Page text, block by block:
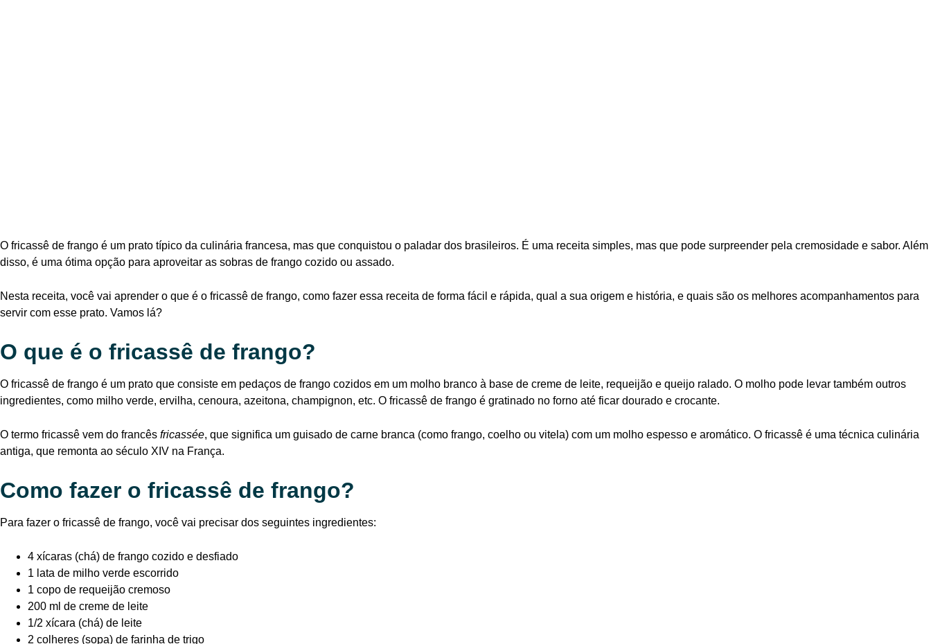
O fricassê de frango é um prato típico da culinária francesa, mas que conquistou o paladar dos brasileiros. É uma receita simples, mas que pode surpreender pela cremosidade e sabor. Além
disso, é uma ótima opção para aproveitar as sobras de frango cozido ou assado.
Nesta receita, você vai aprender o que é o fricassê de frango, como fazer essa receita de forma fácil e rápida, qual a sua origem e história, e quais são os melhores acompanhamentos para
servir com esse prato. Vamos lá?
O que é o fricassê de frango?
O fricassê de frango é um prato que consiste em pedaços de frango cozidos em um molho branco à base de creme de leite, requeijão e queijo ralado. O molho pode levar também outros
ingredientes, como milho verde, ervilha, cenoura, azeitona, champignon, etc. O fricassê de frango é gratinado no forno até ficar dourado e crocante.
O termo fricassê vem do francês fricassée, que significa um guisado de carne branca (como frango, coelho ou vitela) com um molho espesso e aromático. O fricassê é uma técnica culinária
antiga, que remonta ao século XIV na França.
Como fazer o fricassê de frango?
Para fazer o fricassê de frango, você vai precisar dos seguintes ingredientes:
4 xícaras (chá) de frango cozido e desfiado
1 lata de milho verde escorrido
1 copo de requeijão cremoso
200 ml de creme de leite
1/2 xícara (chá) de leite
2 colheres (sopa) de farinha de trigo